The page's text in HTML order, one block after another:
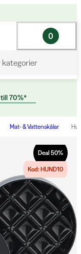
0
70%*
Mat- & Vattenskålar
Deal 50%
Kod: HUND10